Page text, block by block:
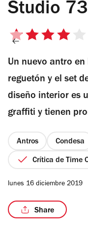
Studio 73
4
5
estrellas
Un nuevo antro
reguetón y el set
diseño interior es
graffiti y tienen
Antros Condesa
Crítica de Time
lunes 16 diciembre 2019
Share